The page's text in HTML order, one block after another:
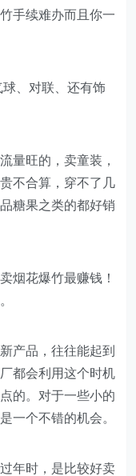
手续难办而且你一
、对联、还有饰
量旺的，卖童装，
不合算，穿不了几
糖果之类的都好销
烟花爆竹最赚钱！
产品，往往能起到
都会利用这个时机
的。对于一些小的
一个不错的机会。
年时，是比较好卖